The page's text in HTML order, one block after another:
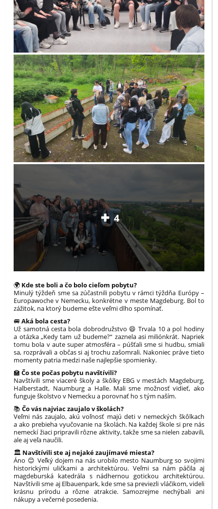
4
🌍 Kde ste boli a čo bolo cieľom pobytu?
Minulý týždeň sme sa zúčastnili pobytu v rámci týždňa Európy –
Europawoche v Nemecku, konkrétne v meste Magdeburg. Bol to
zážitok, na ktorý budeme ešte veľmi dlho spomínať.
🚐Aká bola cesta?
Už samotná cesta bola dobrodružstvo 😄 Trvala 10 a pol hodiny
a otázka „Kedy tam už budeme?“ zaznela asi miliónkrát. Napriek
tomu bola v aute super atmosféra – púšťali sme si hudbu, smiali
sa, rozprávali a občas si aj trochu zašomrali. Nakoniec práve tieto
momenty patria medzi naše najlepšie spomienky.
🏫Čo ste počas pobytu navštívili?
Navštívili sme viaceré školy a škôlky EBG v mestách Magdeburg,
Halberstadt, Naumburg a Halle. Mali sme možnosť vidieť, ako
funguje školstvo v Nemecku a porovnať ho s tým naším.
📚Čo vás najviac zaujalo v školách?
Veľmi nás zaujalo, akú voľnosť majú deti v nemeckých škôlkach
a ako prebieha vyučovanie na školách. Na každej škole si pre nás
nemeckí žiaci pripravili rôzne aktivity, takže sme sa nielen zabavili,
ale aj veľa naučili.
🏛️ Navštívili ste aj nejaké zaujímavé miesta?
Áno 😊 Veľký dojem na nás urobilo mesto Naumburg so svojimi
historickými uličkami a architektúrou. Veľmi sa nám páčila aj
magdeburská katedrála s nádhernou gotickou architektúrou.
Navštívili sme aj Elbauenpark, kde sme sa previezli vláčikom, videli
krásnu prírodu a rôzne atrakcie. Samozrejme nechýbali ani
nákupy a večerné posedenia.